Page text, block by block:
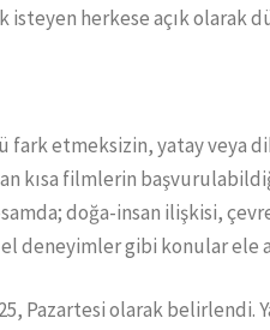
herkese açık olarak
fark etmeksizin, yatay veya
kısa filmlerin
doğa-insan ilişkisi,
deneyimler gibi konular ele
Pazartesi olarak belirlendi.